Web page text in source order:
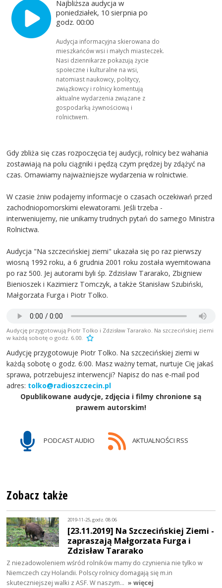
Najbliższa audycja w
poniedziałek, 10 sierpnia po
godz. 00:00
Audycja informacyjna skierowana do
mieszkańców wsi i małych miasteczek.
Nasi dziennikarze pokazują życie
społeczne i kulturalne na wsi,
natomiast naukowcy, politycy,
związkowcy i rolnicy komentują
aktualne wydarzenia związane z
gospodarką żywnościową i
rolnictwem.
Gdy zbliża się czas rozpoczęcia tej audycji, rolnicy bez wahania
zostawiają na polu ciągniki i pędzą czym prędzej by zdążyć na
czas. Omawiamy najważniejsze wydarzenia w rolnictwie.
W czasie żniw podajemy informacje o czasach oczekiwań przed
zachodniopomorskimi elewatorami. Jeśli trzeba -
interweniujemy, nie unikamy trudnych pytań do samego Ministra
Rolnictwa.
Audycja "Na szczecińskiej ziemi" ukazała się po raz pierwszy
wiosną 1992 roku, a 6 grudnia 2001 roku została wyemitowana
po raz 500. Jej autorami byli śp. Zdzisław Tararako, Zbigniew
Bienioszek i Kazimierz Tomczyk, a także Stanisław Szubiński,
Małgorzata Furga i Piotr Tolko.
Audycję przygotowują Piotr Tolko i Zdzisław Tararako. Na szczecińskiej ziemi
w każdą sobotę o godz. 6.00.
Audycję przygotowuje Piotr Tolko. Na szczecińskiej ziemi w
każdą sobotę o godz. 6:00. Masz ważny temat, nurtuje Cię jakaś
sprawa, potrzebujesz interwencji? Napisz do nas e-mail pod
adres: tolko@radioszczecin.pl
Opublikowane audycje, zdjęcia i filmy chronione są
prawem autorskim!
PODCAST AUDIO AKTUALNOŚCI RSS
Zobacz także
2019-11-25, godz. 08:06
[23.11.2019] Na Szczecińskiej Ziemi -
zapraszają Małgorzata Furga i
Zdzisław Tararako
Z niezadowoleniem wśród rolników mamy do czynienia nie tylko w
Niemczech czy Holandii. Polscy rolnicy domagają się m.in
skuteczniejszej walki z ASF. W naszym… » więcej